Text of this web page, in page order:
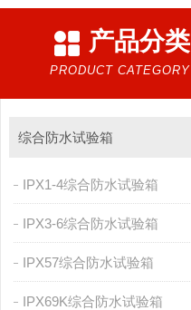
产品分类
PRODUCT CATEGORY
综合防水试验箱
IPX1-4综合防水试验箱
IPX3-6综合防水试验箱
IPX57综合防水试验箱
IPX69K综合防水试验箱